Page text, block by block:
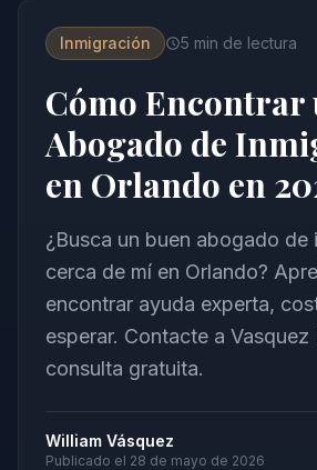
Inmigración 5 min de lectura
Cómo Encontrar
Abogado de
en Orlando en
¿Busca un buen abogado de
cerca de mí en Orlando?
encontrar ayuda experta,
esperar. Contacte a Vasquez
consulta gratuita.
William Vásquez
Publicado el 28 de mayo de 2026